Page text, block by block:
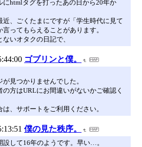
にhtmlタグを打ったあの日から20年か
近、ごくたまにですが「学生時代に見て
言ってもらえることがあります。
ないオタクの日記で、
ゴブリンと僕。
見つかりませんでした。
の方はURLにお間違いがないかご確認く
、サポートをご利用ください。
僕の見た秩序。
設して16年のようです。早い…。